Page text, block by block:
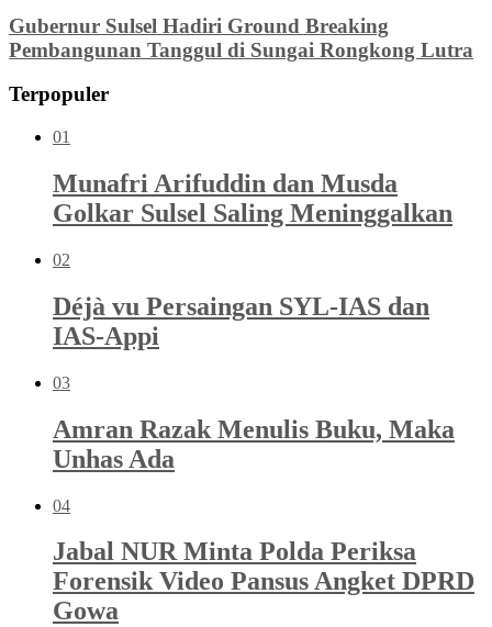
Gubernur Sulsel Hadiri Ground Breaking
Pembangunan Tanggul di Sungai Rongkong Lutra
Terpopuler
01
Munafri Arifuddin dan Musda
Golkar Sulsel Saling Meninggalkan
02
Déjà vu Persaingan SYL-IAS dan
IAS-Appi
03
Amran Razak Menulis Buku, Maka
Unhas Ada
04
Jabal NUR Minta Polda Periksa
Forensik Video Pansus Angket DPRD
Gowa